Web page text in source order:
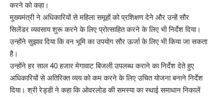
करने को कहा।
मुख्यमंत्री ने अधिकारियों से महिला समूहों को प्रशिक्षण देने और उन्हें सौर
सिलेंडर व्यवसाय शुरू करने के लिए प्रोत्साहित करने के लिए भी निर्देश दिया।
उन्होंने सुझाव दिया कि वन भूमि का उपयोग सौर ऊर्जा के लिए भी किया जा सकता
है।
उन्होंने हर साल 40 हजार मेगावाट बिजली उपलब्ध कराने का निर्देश देते हुए
अधिकारियों से अतिरिक्त व्यय को कम करने के लिए उचित योजना बनाने निर्देश
दिया। श्री रेड्डी ने कहा कि ओवरलोड की समस्या का स्थाई समाधान निकालें